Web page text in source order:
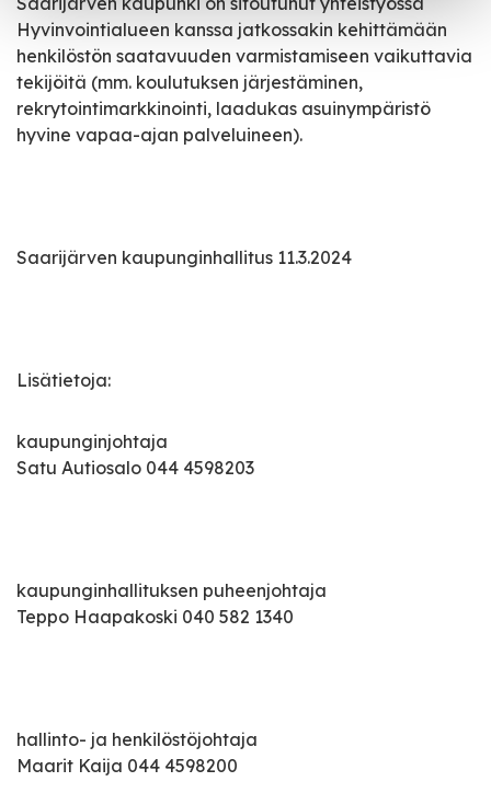
Hyvinvointialueen kanssa jatkossakin kehittämään
henkilöstön saatavuuden varmistamiseen vaikuttavia
tekijöitä (mm. koulutuksen järjestäminen,
rekrytointimarkkinointi, laadukas asuinympäristö
hyvine vapaa-ajan palveluineen).
Saarijärven kaupunginhallitus 11.3.2024
Lisätietoja:
kaupunginjohtaja
Satu Autiosalo 044 4598203
kaupunginhallituksen puheenjohtaja
Teppo Haapakoski 040 582 1340
hallinto- ja henkilöstöjohtaja
Maarit Kaija 044 4598200